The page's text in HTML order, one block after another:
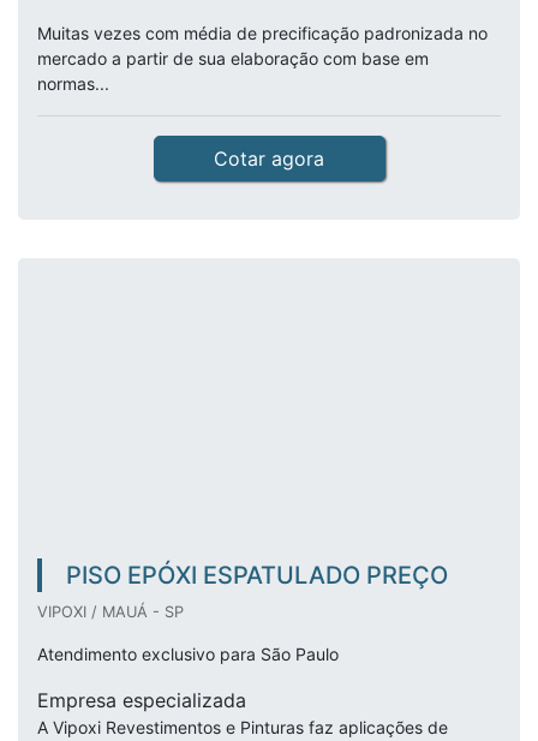
Muitas vezes com média de precificação padronizada no
mercado a partir de sua elaboração com base em
normas...
Cotar agora
PISO EPÓXI ESPATULADO PREÇO
VIPOXI / MAUÁ - SP
Atendimento exclusivo para São Paulo
Empresa especializada
A Vipoxi Revestimentos e Pinturas faz aplicações de